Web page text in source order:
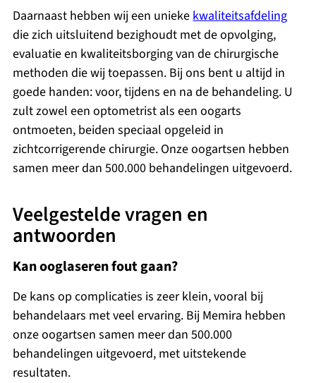
Daarnaast hebben wij een uniekekwaliteitsafdeling
die zich uitsluitend bezighoudt met de opvolging,
evaluatie en kwaliteitsborging van de chirurgische
methoden die wij toepassen. Bij ons bent u altijd in
goede handen: voor, tijdens en na de behandeling. U
zult zowel een optometrist als een oogarts
ontmoeten, beiden speciaal opgeleid in
zichtcorrigerende chirurgie. Onze oogartsen hebben
samen meer dan 500.000 behandelingen uitgevoerd.
Veelgestelde vragen en
antwoorden
Kan ooglaseren fout gaan?
De kans op complicaties is zeer klein, vooral bij
behandelaars met veel ervaring. Bij Memira hebben
onze oogartsen samen meer dan 500.000
behandelingen uitgevoerd, met uitstekende
resultaten.